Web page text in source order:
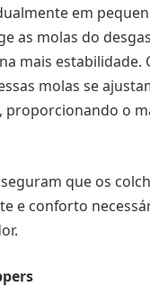
em
as molas do
mais estabilidade.
molas se
proporcionando o
que os
e conforto